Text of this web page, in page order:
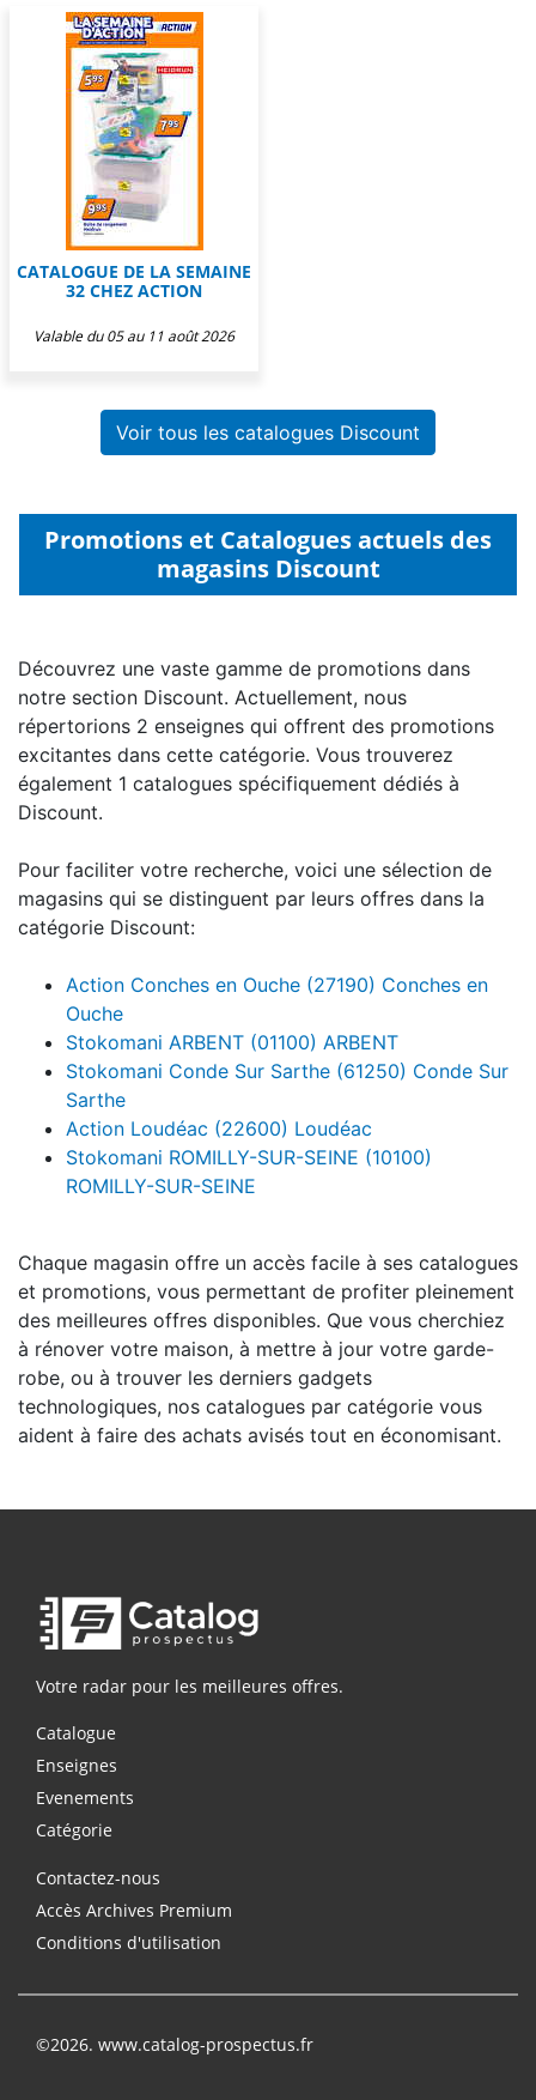
CATALOGUE DE LA SEMAINE
32 CHEZ ACTION
Valable du 05 au 11 août 2026
Voir tous les catalogues Discount
Promotions et Catalogues actuels des
magasins Discount
Découvrez une vaste gamme de promotions dans
notre section Discount. Actuellement, nous
répertorions 2 enseignes qui offrent des promotions
excitantes dans cette catégorie. Vous trouverez
également 1 catalogues spécifiquement dédiés à
Discount.
Pour faciliter votre recherche, voici une sélection de
magasins qui se distinguent par leurs offres dans la
catégorie Discount:
Action Conches en Ouche (27190) Conches en
Ouche
Stokomani ARBENT (01100) ARBENT
Stokomani Conde Sur Sarthe (61250) Conde Sur
Sarthe
Action Loudéac (22600) Loudéac
Stokomani ROMILLY-SUR-SEINE (10100)
ROMILLY-SUR-SEINE
Chaque magasin offre un accès facile à ses catalogues
et promotions, vous permettant de profiter pleinement
des meilleures offres disponibles. Que vous cherchiez
à rénover votre maison, à mettre à jour votre garde-
robe, ou à trouver les derniers gadgets
technologiques, nos catalogues par catégorie vous
aident à faire des achats avisés tout en économisant.
Votre radar pour les meilleures offres.
Catalogue
Enseignes
Evenements
Catégorie
Contactez-nous
Accès Archives Premium
Conditions d'utilisation
©2026. www.catalog-prospectus.fr